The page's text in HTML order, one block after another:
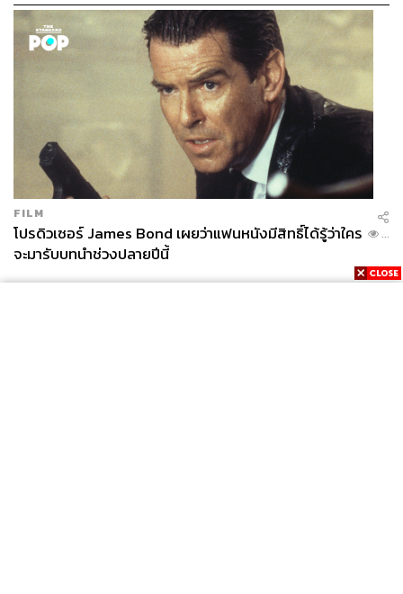
FILM
โปรดิวเซอร์ James Bond เผยว่าแฟนหนังมีสิทธิ์ได้รู้ว่าใคร
จะมารับบทนำช่วงปลายปีนี้
...